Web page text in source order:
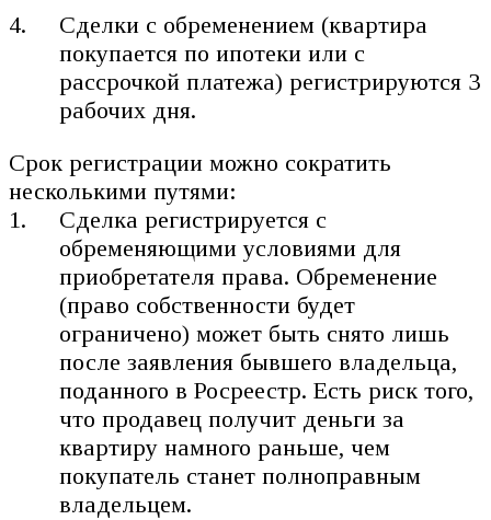
Сделки с обременением (квартира
покупается по ипотеки или с
рассрочкой платежа) регистрируются 3
рабочих дня.
Срок регистрации можно сократить
несколькими путями:
Сделка регистрируется с
обременяющими условиями для
приобретателя права. Обременение
(право собственности будет
ограничено) может быть снято лишь
после заявления бывшего владельца,
поданного в Росреестр. Есть риск того,
что продавец получит деньги за
квартиру намного раньше, чем
покупатель станет полноправным
владельцем.